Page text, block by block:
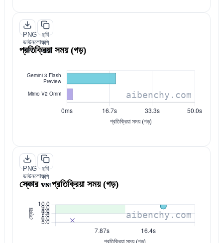
PNG
ডাউনলোড
করুন
ছবি
কপি
করুন
প্রতিক্রিয়া সময় (গড়)
PNG
ডাউনলোড
করুন
ছবি
কপি
করুন
স্কোর vs প্রতিক্রিয়া সময় (গড়)